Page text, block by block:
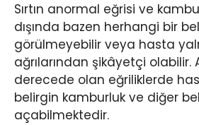
Sırtın anormal eğrisi ve
dışında bazen herhangi bir
görülmeyebilir veya hasta
ağrılarından şikâyetçi olabilir.
derecede olan eğriliklerde
belirgin kamburluk ve diğer
açabilmektedir.